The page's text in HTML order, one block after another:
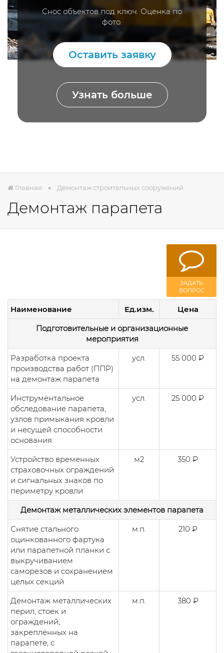
Снос объектов под ключ. Оценка по
фото.
Оставить заявку
Узнать больше
Главная Демонтаж строительных сооружений
Демонтаж парапета
ЗАДАТЬ
ВОПРОС
Наименование Ед.изм.
Цена
Подготовительные и организационные
мероприятия
Разработка проекта
производства работ (ППР)
на демонтаж парапета
усл. 55 000 ₽
Инструментальное
обследование парапета,
узлов примыкания кровли
и несущей способности
основания
усл. 25 000 ₽
Устройство временных
страховочных ограждений
и сигнальных знаков по
периметру кровли
м2 350 ₽
Демонтаж металлических элементов парапета
Снятие стального
оцинкованного фартука
или парапетной планки с
выкручиванием
саморезов и сохранением
целых секций
м.п. 210 ₽
Демонтаж металлических
перил, стоек и
ограждений,
закреплённых на
парапете, с
м.п. 380 ₽